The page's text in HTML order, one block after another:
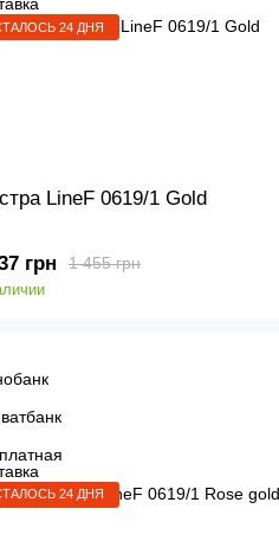
24 ДНЯ
LineF 0619/1 Gold
1 455 грн
грн
24 ДНЯ